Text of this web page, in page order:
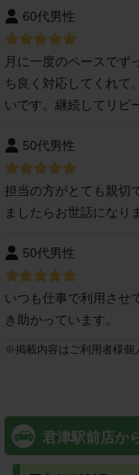
60代男性
月に一度のペースでず
ち良く対応してくれて
いです。継続してリピ
50代男性
担当の方がとても親切
ましたらお世話になり
50代男性
いつも仕事で利用させ
き助かっています。
※ 掲載内容はご利用者様個
君津駅前店か